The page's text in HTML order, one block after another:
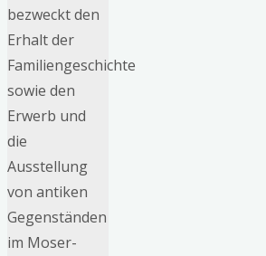
bezweckt den
Erhalt der
Familiengeschichte
sowie den
Erwerb und
die
Ausstellung
von antiken
Gegenständen
im Moser-